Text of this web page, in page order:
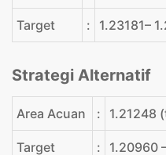
Target : 1.23181–
Strategi Alternatif
Area Acuan : 1.21248
Target : 1.20960